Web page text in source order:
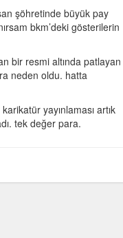
şöhretinde büyük pay
bkm’deki gösterilerin
bir resmi altında patlayan
neden oldu. hatta
yayınlaması artık
tek değer para.